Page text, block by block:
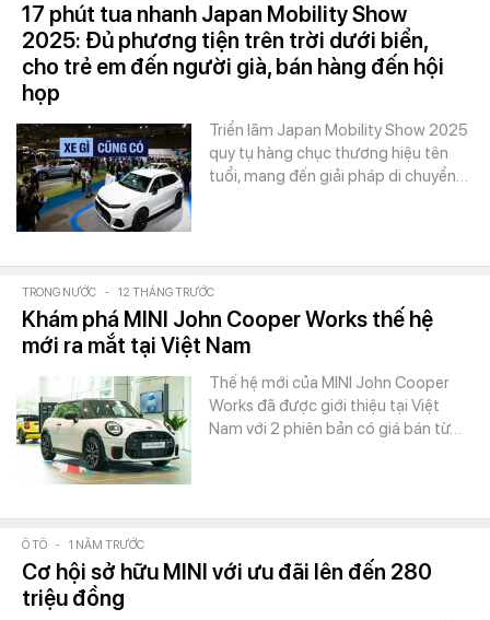
17 phút tua nhanh Japan Mobility Show
2025: Đủ phương tiện trên trời dưới biển,
cho trẻ em đến người già, bán hàng đến hội
họp
Triển lãm Japan Mobility Show 2025
quy tụ hàng chục thương hiệu tên
tuổi, mang đến giải pháp di chuyển…
TRONG NƯỚC - 12 THÁNG TRƯỚC
Khám phá MINI John Cooper Works thế hệ
mới ra mắt tại Việt Nam
Thế hệ mới của MINI John Cooper
Works đã được giới thiệu tại Việt
Nam với 2 phiên bản có giá bán từ…
Ô TÔ - 1 NĂM TRƯỚC
Cơ hội sở hữu MINI với ưu đãi lên đến 280
triệu đồng